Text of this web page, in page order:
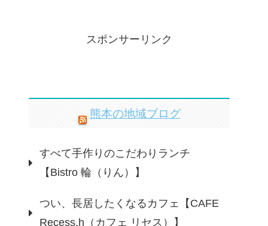
スポンサーリンク
熊本の地域ブログ
すべて手作りのこだわりランチ
【Bistro 輪（りん）】
つい、長居したくなるカフェ【CAFE
Recess.h（カフェ リセス）】